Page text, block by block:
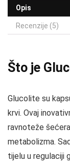
Opis
Recenzije (5)
Što je
Glucolite su
krvi. Ovaj
ravnoteže
metabolizma.
tijelu u regulaciji